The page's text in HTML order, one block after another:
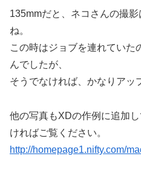
135mmだと、ネコさんの撮
ね。
この時はジョブを連れていた
んでしたが、
そうでなければ、かなりアッ
他の写真もXDの作例に追加
ければご覧ください。
http://homepage1.nifty.com/